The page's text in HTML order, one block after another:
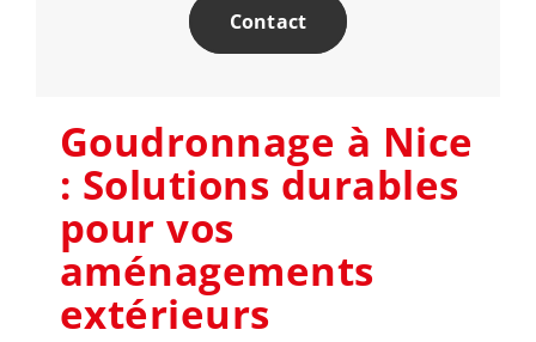
Contact
Goudronnage à Nice
: Solutions durables
pour vos
aménagements
extérieurs